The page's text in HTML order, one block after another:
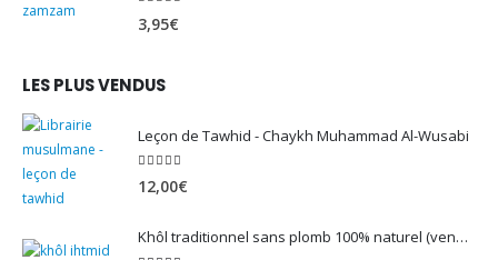
3,95€
LES PLUS VENDUS
Leçon de Tawhid - Chaykh Muhammad Al-Wusabi
5.00sur 5
12,00€
Khôl traditionnel sans plomb 100% naturel (vendu avec son mirwed)